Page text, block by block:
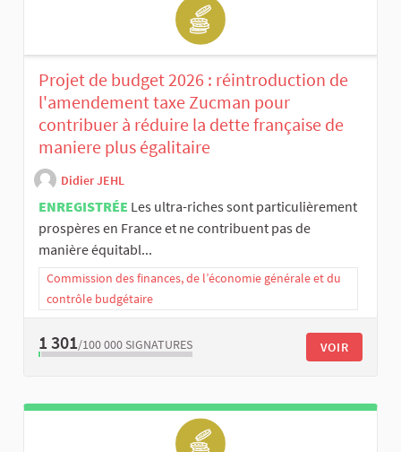
Projet de budget 2026 : réintroduction de
l'amendement taxe Zucman pour
contribuer à réduire la dette française de
maniere plus égalitaire
Didier JEHL
ENREGISTRÉE Les ultra-riches sont particulièrement
prospères en France et ne contribuent pas de
manière équitabl...
Commission des finances, de l’économie générale et du
contrôle budgétaire
1 301/100 000 SIGNATURES VOIR